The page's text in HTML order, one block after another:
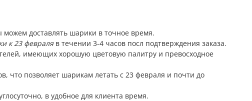
доставлять шарики в точное время.
к 23 февраляв течении 3-4 часов посл подтверждения заказа.
имеющих хорошую цветовую палитру и превосходное
что позволяет шарикам летать с 23 февраля и почти до
в удобное для клиента время.